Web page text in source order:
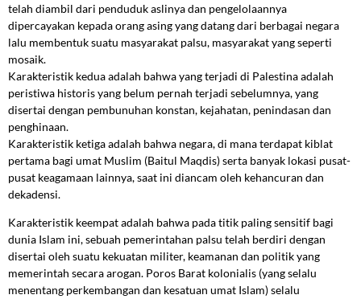
telah diambil dari penduduk aslinya dan pengelolaannya
dipercayakan kepada orang asing yang datang dari berbagai negara
lalu membentuk suatu masyarakat palsu, masyarakat yang seperti
mosaik.
Karakteristik kedua adalah bahwa yang terjadi di Palestina adalah
peristiwa historis yang belum pernah terjadi sebelumnya, yang
disertai dengan pembunuhan konstan, kejahatan, penindasan dan
penghinaan.
Karakteristik ketiga adalah bahwa negara, di mana terdapat kiblat
pertama bagi umat Muslim (Baitul Maqdis) serta banyak lokasi pusat-
pusat keagamaan lainnya, saat ini diancam oleh kehancuran dan
dekadensi.
Karakteristik keempat adalah bahwa pada titik paling sensitif bagi
dunia Islam ini, sebuah pemerintahan palsu telah berdiri dengan
disertai oleh suatu kekuatan militer, keamanan dan politik yang
memerintah secara arogan. Poros Barat kolonialis (yang selalu
menentang perkembangan dan kesatuan umat Islam) selalu